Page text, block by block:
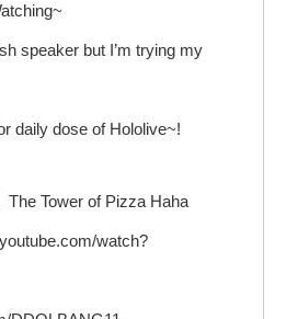
speaker but I’m trying my
daily dose of Hololive~!
The Tower of Pizza Haha
watch?